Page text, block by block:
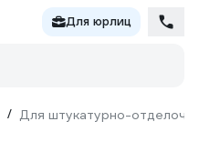
Для юрлиц
/ Для штукатурно-